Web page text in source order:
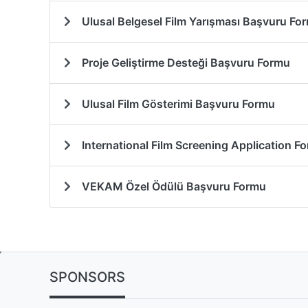
Ulusal Belgesel Film Yarışması Başvuru
Proje Geliştirme Desteği Başvuru Formu
Ulusal Film Gösterimi Başvuru Formu
International Film Screening Application
VEKAM Özel Ödülü Başvuru Formu
SPONSORS